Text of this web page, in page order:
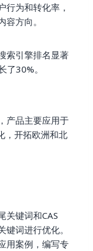
行为和转化率，
方向。
索引擎排名显著
30%。
产品主要应用于
，开拓欧洲和北
关键词和CAS
词进行优化。
用案例，编写专